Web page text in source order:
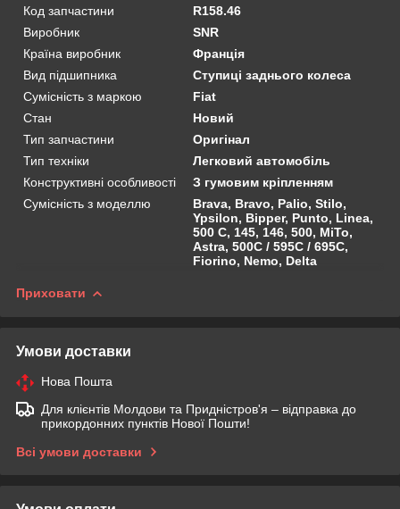
Код запчастини
R158.46
Виробник
SNR
Країна виробник
Франція
Вид підшипника
Ступиці заднього колеса
Сумісність з маркою
Fiat
Стан
Новий
Тип запчастини
Оригінал
Тип техніки
Легковий автомобіль
Конструктивні особливості
З гумовим кріпленням
Сумісність з моделлю
Brava, Bravo, Palio, Stilo,
Ypsilon, Bipper, Punto, Linea,
500 C, 145, 146, 500, MiTo,
Astra, 500C / 595C / 695C,
Fiorino, Nemo, Delta
Приховати
Умови доставки
Нова Пошта
Для клієнтів Молдови та Придністров'я – відправка до
прикордонних пунктів Нової Пошти!
Всі умови доставки